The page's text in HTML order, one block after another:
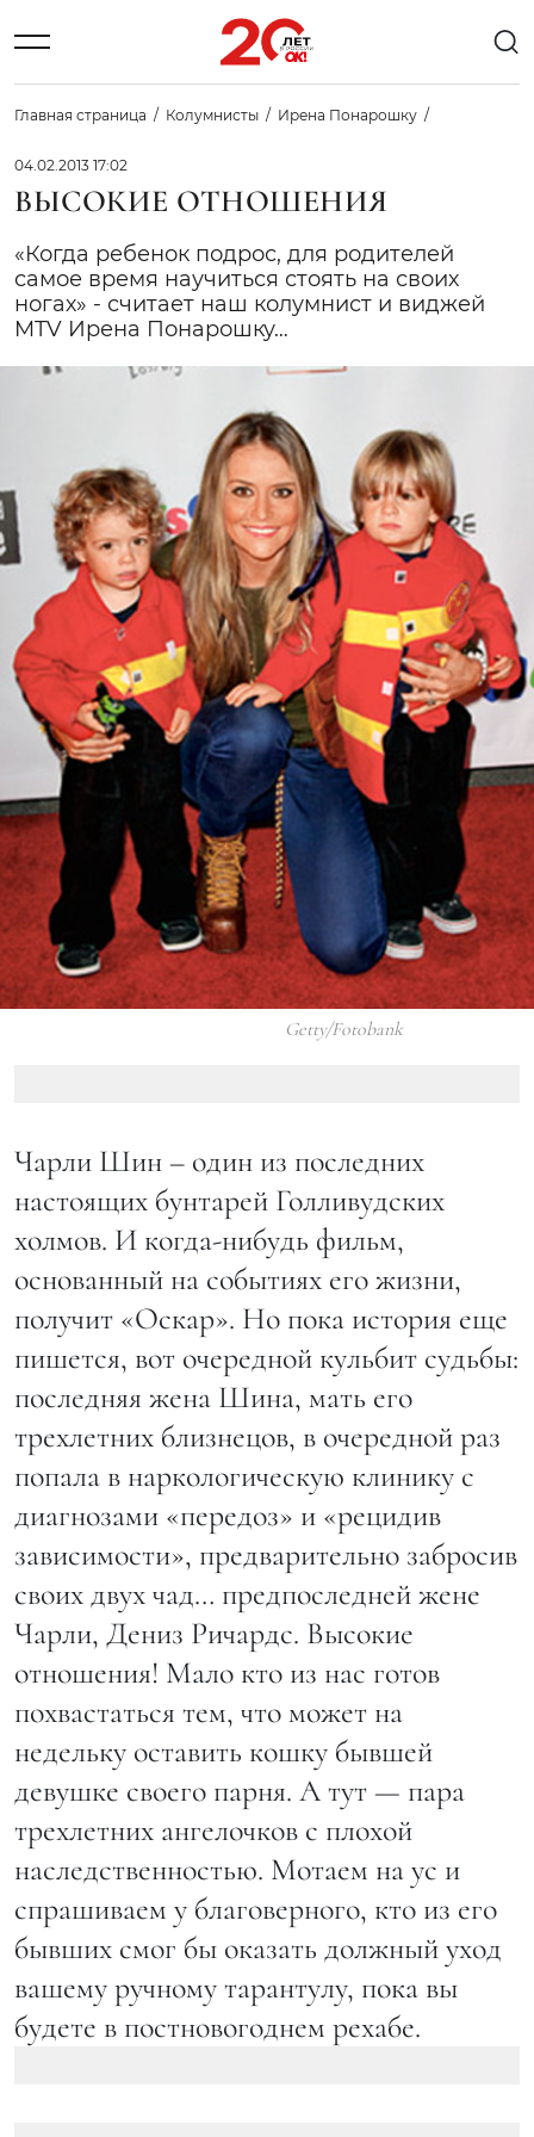
Главная страница Колумнисты Ирена Понарошку
04.02.2013 17:02
ВЫСОКИЕ ОТНОШЕНИЯ
«Когда ребенок подрос, для родителей
самое время научиться стоять на своих
ногах» - считает наш колумнист и виджей
MTV Ирена Понарошку…
Getty/Fotobank
Чарли Шин – один из последних
настоящих бунтарей Голливудских
холмов. И когда-нибудь фильм,
основанный на событиях его жизни,
получит «Оскар». Но пока история еще
пишется, вот очередной кульбит судьбы:
последняя жена Шина, мать его
трехлетних близнецов, в очередной раз
попала в наркологическую клинику с
диагнозами «передоз» и «рецидив
зависимости», предварительно забросив
своих двух чад… предпоследней жене
Чарли, Дениз Ричардс. Высокие
отношения! Мало кто из нас готов
похвастаться тем, что может на
недельку оставить кошку бывшей
девушке своего парня. А тут — пара
трехлетних ангелочков с плохой
наследственностью. Мотаем на ус и
спрашиваем у благоверного, кто из его
бывших смог бы оказать должный уход
вашему ручному тарантулу, пока вы
будете в постновогоднем рехабе.